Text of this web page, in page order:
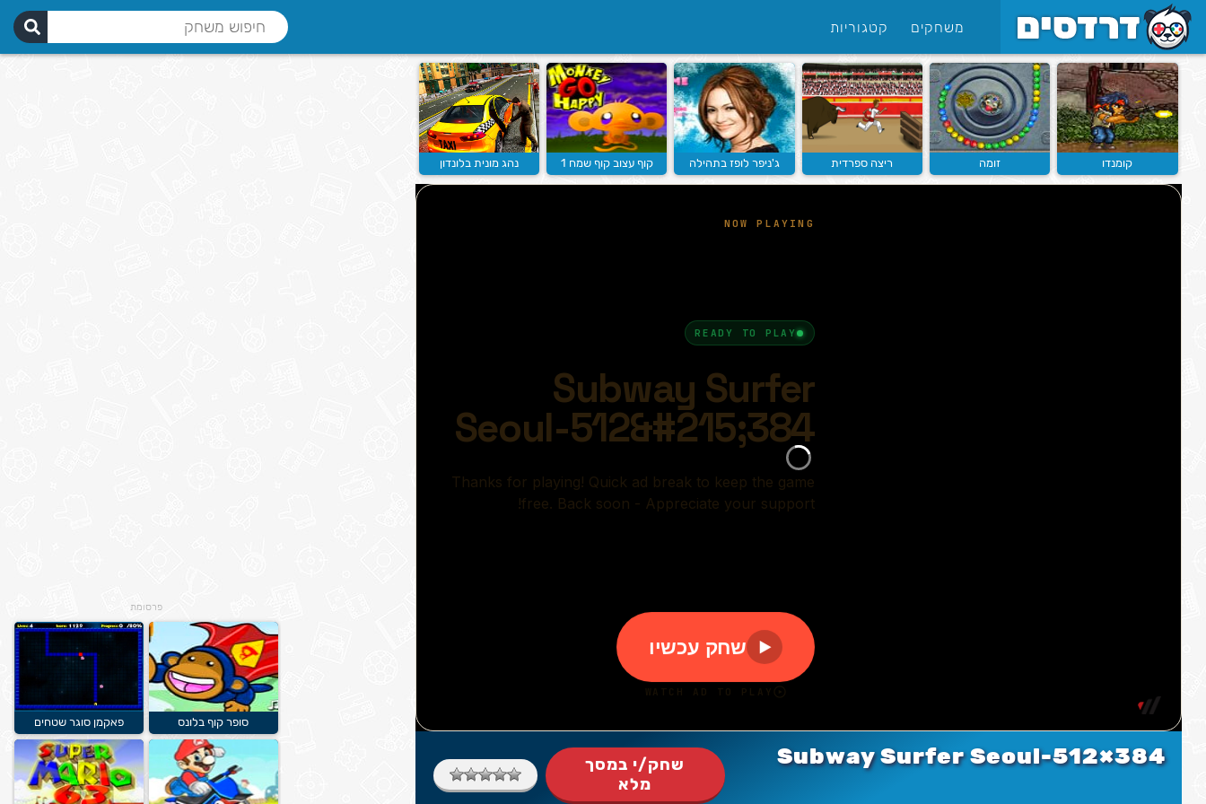
משחקים קטגוריות
קומנדו זומה ריצה ספרדית ג'ניפר לופז בתהילה קוף עצוב קוף שמח 1 נהג מונית בלונדון
Subway Surfer Seoul-512×384
שחק/י במסך
מלא
פרסומת
סופר קוף בלונס פאקמן סוגר שטחים